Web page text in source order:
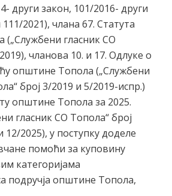
други закон, 101/2016- други
2021), члана 67. Статута
гласник СО
чланова 10. и 17. Одлуке о
општине Топола („Службени
број 3/2019 и 5/2019-испр.)
општине Топола за 2025.
гласник СО Топола“ број
12/2025), у поступку доделе
помоћи за куповину
категоријама
подручја општине Топола,